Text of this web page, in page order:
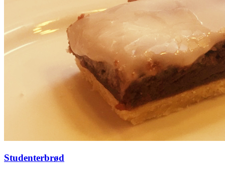
Studenterbrød